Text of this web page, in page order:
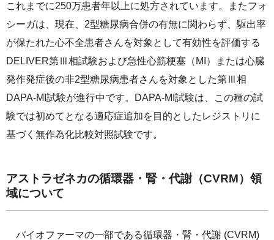
これまでに250万患者年以上に処方されています。またフォ
シーガは、現在、2型糖尿病合併の有無に関わらず、駆出率
が保たれた心不全患者さんを対象として有効性を評価する
DELIVER第Ⅲ相試験および急性心筋梗塞（MI）または心臓
発作発症後の非2型糖尿病患者さんを対象とした第Ⅲ相
DAPA-MI試験が進行中です。DAPA-MI試験は、この種の試
験では初めてとなる適応症追加を目的としたレジストリに
基づく無作為化比較対照試験です。
アストラゼネカの循環器・腎・代謝（CVRM）領
域について
バイオファーマの一部である循環器・腎・代謝 (CVRM)